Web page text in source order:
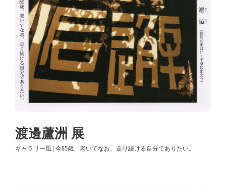
渡邊蘆洲 展
ギャラリー風 | 今85歳、老いてなお、走り続ける自分でありたい。